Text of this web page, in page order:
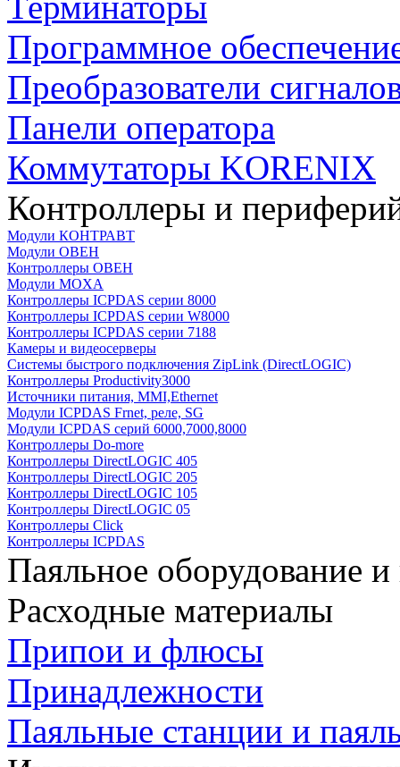
Программное
Преобразователи
Панели оператора
Коммутаторы KORENIX
Контроллеры и
Модули КОНТРАВТ
Модули ОВЕН
Контроллеры ОВЕН
Модули MOXA
Контроллеры ICPDAS серии 8000
Контроллеры ICPDAS серии W8000
Контроллеры ICPDAS серии 7188
Камеры и видеосерверы
Системы быстрого подключения ZipLink (DirectLOGIC)
Контроллеры Productivity3000
Источники питания, MMI,Ethernet
Модули ICPDAS Frnet, реле, SG
Модули ICPDAS серий 6000,7000,8000
Контроллеры Do-more
Контроллеры DirectLOGIC 405
Контроллеры DirectLOGIC 205
Контроллеры DirectLOGIC 105
Контроллеры DirectLOGIC 05
Контроллеры Click
Контроллеры ICPDAS
Паяльное оборудование
Расходные материалы
Припои и флюсы
Принадлежности
Паяльные станции и